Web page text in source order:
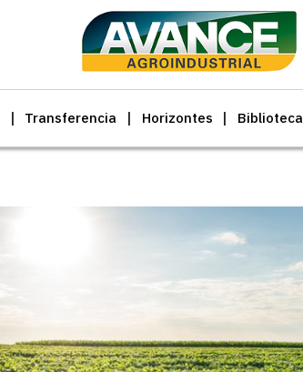
Transferencia Horizontes Biblioteca